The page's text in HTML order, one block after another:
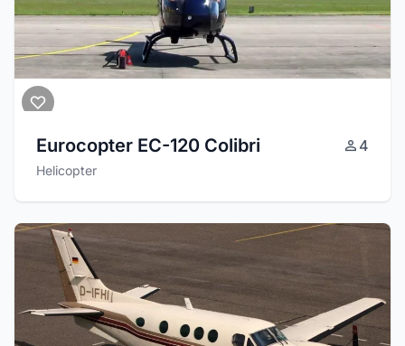
Eurocopter EC-120 Colibri 4
Helicopter